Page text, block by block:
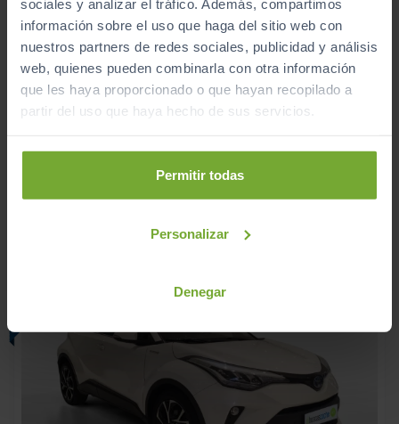
sociales y analizar el tráfico. Además, compartimos
información sobre el uso que haga del sitio web con
nuestros partners de redes sociales, publicidad y análisis
web, quienes pueden combinarla con otra información
que les haya proporcionado o que hayan recopilado a
partir del uso que haya hecho de sus servicios.
Permitir todas
Personalizar
Denegar
TOYOTA C HR
2.0 180H ADVANCE
2022
Automático